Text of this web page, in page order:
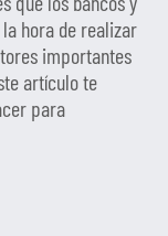
hora de realizar
importantes
artículo te
para